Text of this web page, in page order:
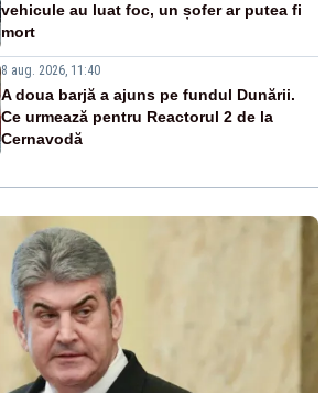
vehicule au luat foc, un șofer ar putea fi
mort
8 aug. 2026, 11:40
A doua barjă a ajuns pe fundul Dunării.
Ce urmează pentru Reactorul 2 de la
Cernavodă